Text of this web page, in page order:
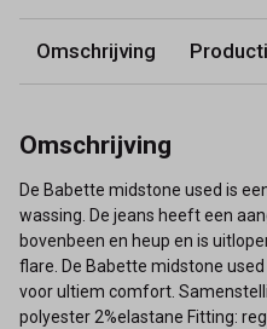
Omschrijving
Omschrijving
De Babette midstone used is
wassing. De jeans heeft een
bovenbeen en heup en is
flare. De Babette midstone
voor ultiem comfort.
polyester 2%elastane Fitting: